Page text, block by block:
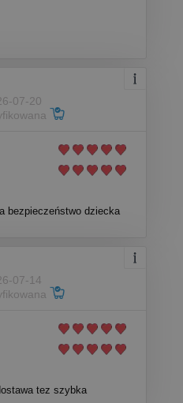
07-20
bezpieczeństwo dziecka
07-14
tez szybka